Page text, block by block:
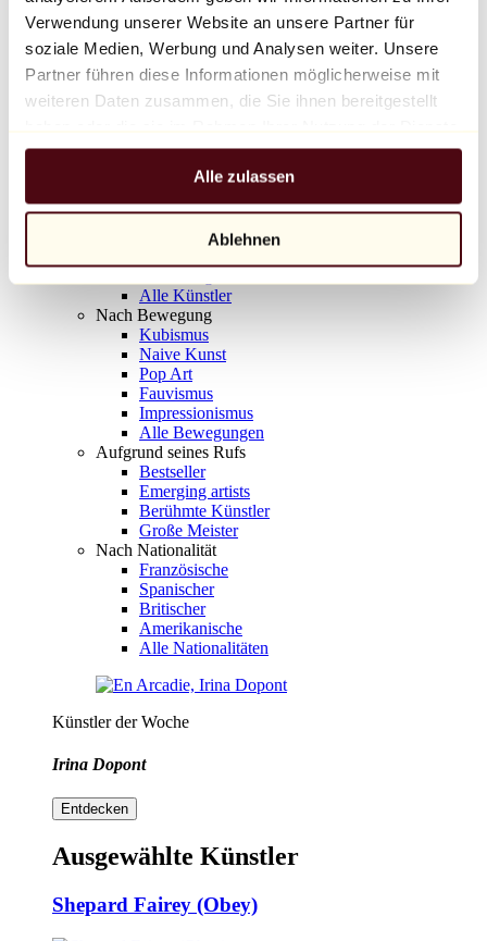
Verwendung unserer Website an unsere Partner für
soziale Medien, Werbung und Analysen weiter. Unsere
Partner führen diese Informationen möglicherweise mit
weiteren Daten zusammen, die Sie ihnen bereitgestellt
gesammelt haben.
Alle zulassen
Ablehnen
Balloon Dog (Orange)
Jeff Koons
10.000 €
Entdecken
Alle Bildhauer
Alle Fotografen
Alle Künstler
Nach Bewegung
Kubismus
Naive Kunst
Pop Art
Fauvismus
Impressionismus
Alle Bewegungen
Aufgrund seines Rufs
Bestseller
Emerging artists
Berühmte Künstler
Große Meister
Nach Nationalität
Französische
Spanischer
Britischer
Amerikanische
Alle Nationalitäten
Künstler der Woche
Irina Dopont
Entdecken
Ausgewählte Künstler
Shepard Fairey (Obey)